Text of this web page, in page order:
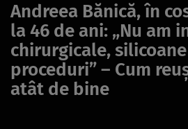
Andreea Bănică, în
la 46 de ani: „Nu am
chirurgicale,
proceduri” – Cum
atât de bine